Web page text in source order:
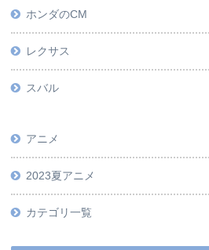
ホンダのCM
レクサス
スバル
アニメ
2023夏アニメ
カテゴリ一覧